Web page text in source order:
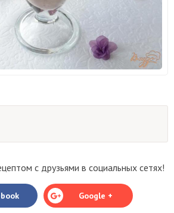
с друзьями в социальных сетях!
Google +